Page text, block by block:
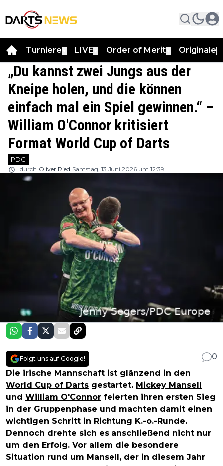
Turniere LIVE Order of Merit Originale
„Du kannst zwei Jungs aus der
Kneipe holen, und die können
einfach mal ein Spiel gewinnen.“ –
William O'Connor kritisiert
Format World Cup of Darts
PDC
durch Oliver Ried Samstag, 13 Juni 2026 um 12:39
Folgt uns auf Google!
0
Die irische Mannschaft ist glänzend in den
World Cup of Darts gestartet. Mickey Mansell
und William O'Connor feierten ihren ersten Sieg
in der Gruppenphase und machten damit einen
wichtigen Schritt in Richtung K.-o.-Runde.
Dennoch drehte sich es anschließend nicht nur
um den Erfolg. Vor allem die besondere
Situation rund um Mansell, der in diesem Jahr